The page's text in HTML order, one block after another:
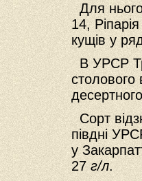
Для нього
14,
кущів у
В УРСР
столового
Сорт
півдні
у
27 г/л.